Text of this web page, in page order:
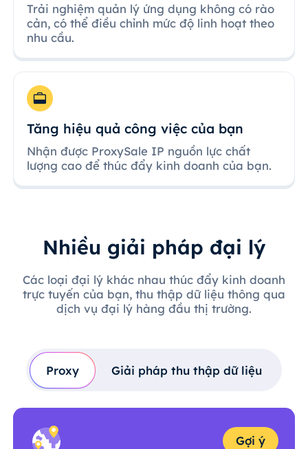
Trải nghiệm quản lý ứng dụng không có rào
cản, có thể điều chỉnh mức độ linh hoạt theo
nhu cầu.
Tăng hiệu quả công việc của bạn
Nhận được ProxySale IP nguồn lực chất
lượng cao để thúc đẩy kinh doanh của bạn.
Nhiều giải pháp đại lý
Các loại đại lý khác nhau thúc đẩy kinh doanh
trực tuyến của bạn, thu thập dữ liệu thông qua
dịch vụ đại lý hàng đầu thị trường.
Proxy Giải pháp thu thập dữ liệu
Gợi ý